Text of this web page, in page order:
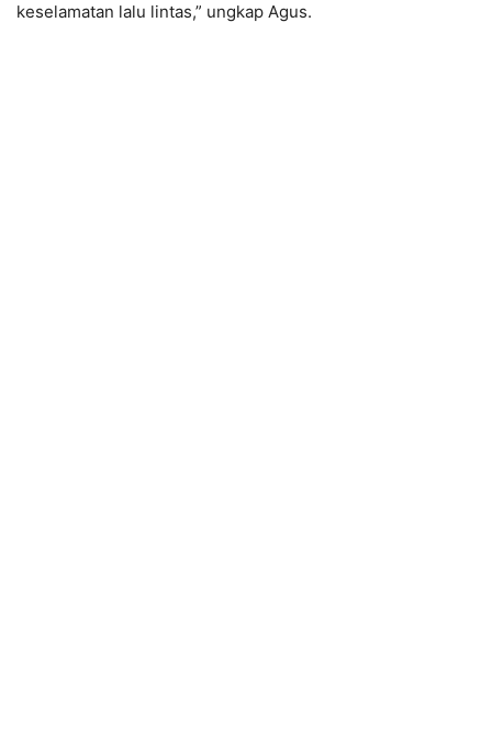
keselamatan lalu lintas,” ungkap Agus.